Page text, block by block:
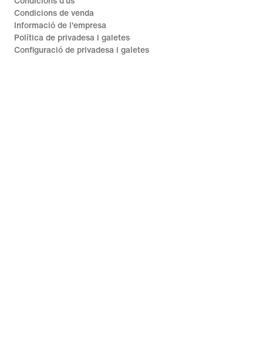
Condicions de venda
Informació de l'empresa
Política de privadesa i galetes
Configuració de privadesa i galetes